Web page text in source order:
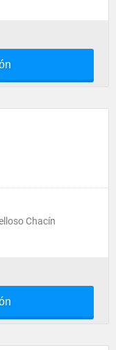
Chacín